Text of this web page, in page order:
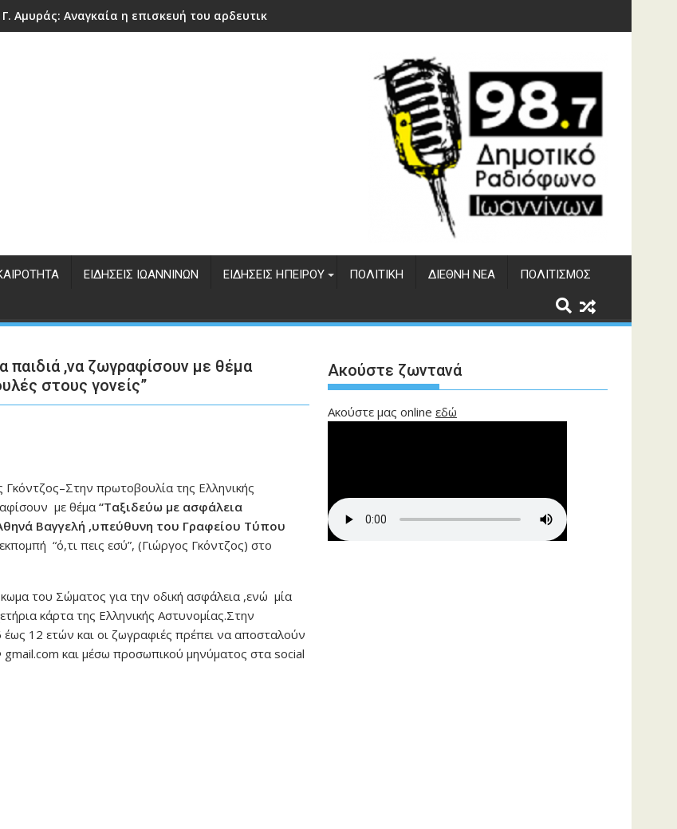
Γ. Αμυράς: Αναγκαία η επισκευή του αρδευτικού φράγματος Αώου
ΕΙΔΉΣΕΙΣ ΙΩΑΝΝΊΝΩΝ ΕΙΔΉΣΕΙΣ ΗΠΕΊΡΟΥ ΠΟΛΙΤΙΚΉ ΔΙΕΘΝΉ ΝΈΑ ΠΟΛΙΤΙΣΜΌΣ
παιδιά ,να ζωγραφίσουν με θέμα
στους γονείς”
Γκόντζος–Στην πρωτοβουλία της Ελληνικής
με θέμα “Ταξιδεύω με ασφάλεια
Βαγγελή ,υπεύθυνη του Γραφείου Τύπου
“ό,τι πεις εσύ”, (Γιώργος Γκόντζος) στο
του Σώματος για την οδική ασφάλεια ,ενώ μία
κάρτα της Ελληνικής Αστυνομίας.Στην
12 ετών και οι ζωγραφιές πρέπει να αποσταλούν
και μέσω προσωπικού μηνύματος στα social
Ακούστε ζωντανά
Ακούστε μας online εδώ